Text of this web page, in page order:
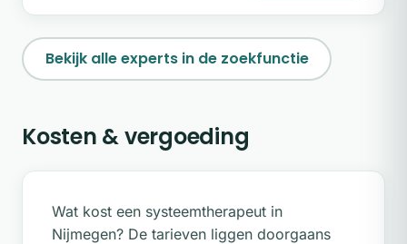
Bekijk alle experts in de zoekfunctie
Kosten & vergoeding
Wat kost een systeemtherapeut in
Nijmegen? De tarieven liggen doorgaans